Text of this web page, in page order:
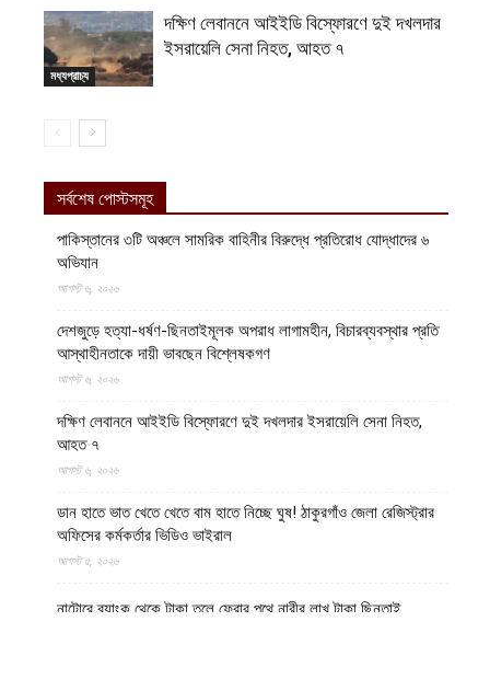
মধ্যপ্রাচ্য
দক্ষিণ লেবাননে আইইডি বিস্ফোরণে দুই দখলদার
ইসরায়েলি সেনা নিহত, আহত ৭
সর্বশেষ পোস্টসমূহ
পাকিস্তানের ৩টি অঞ্চলে সামরিক বাহিনীর বিরুদ্ধে প্রতিরোধ যোদ্ধাদের ৬
অভিযান
আগস্ট ৬, ২০২৬
দেশজুড়ে হত্যা-ধর্ষণ-ছিনতাইমূলক অপরাধ লাগামহীন, বিচারব্যবস্থার প্রতি
আস্থাহীনতাকে দায়ী ভাবছেন বিশ্লেষকগণ
আগস্ট ৬, ২০২৬
দক্ষিণ লেবাননে আইইডি বিস্ফোরণে দুই দখলদার ইসরায়েলি সেনা নিহত,
আহত ৭
আগস্ট ৬, ২০২৬
ডান হাতে ভাত খেতে খেতে বাম হাতে নিচ্ছে ঘুষ! ঠাকুরগাঁও জেলা রেজিস্ট্রার
অফিসের কর্মকর্তার ভিডিও ভাইরাল
আগস্ট ৫, ২০২৬
নাটোরে ব্যাংক থেকে টাকা তুলে ফেরার পথে নারীর লাখ টাকা ছিনতাই